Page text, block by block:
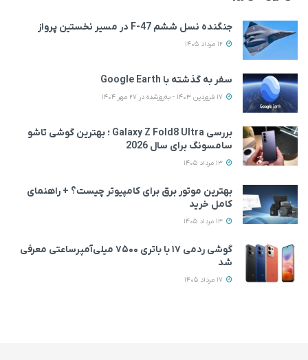
جنگنده نسل ششم F-47 در مسیر نخستین پرواز
سفر به گذشته با Google Earth
بررسی Galaxy Z Fold8 Ultra ؛ بهترین گوشی تاشو
سامسونگ برای سال 2026
بهترین موتور برق برای کامپیوتر چیست؟ + راهنمای
کامل خرید
گوشی ردمی ۱۷ با باتری ۷۵۰۰ میلی‌آمپرساعتی معرفی
شد